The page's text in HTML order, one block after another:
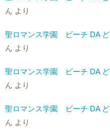
ん より
聖ロマンス学園 ビーチ DA ど
ん より
聖ロマンス学園 ビーチ DA ど
ん より
聖ロマンス学園 ビーチ DA ど
ん より